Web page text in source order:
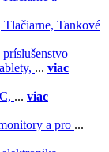
Tlačiarne, Tankové
... viac
... viac
a pro ...